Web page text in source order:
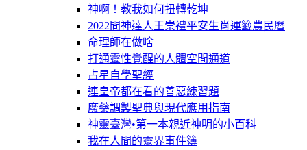
神啊！教我如何扭轉乾坤
2022問神達人王崇禮平安生肖運籤農民曆
命理師在做啥
打通靈性覺醒的人體空間通道
占星自學聖經
連皇帝都在看的善惡練習題
魔藥調製聖典與現代應用指南
神靈臺灣•第一本親近神明的小百科
我在人間的靈界事件簿